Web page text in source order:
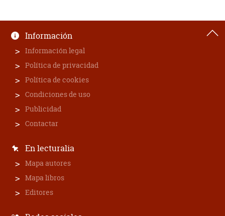
Información
Información legal
Política de privacidad
Política de cookies
Condiciones de uso
Publicidad
Contactar
En lecturalia
Mapa autores
Mapa libros
Editores